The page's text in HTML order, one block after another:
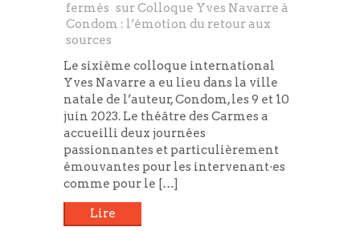
fermés sur Colloque Yves Navarre à
Condom : l’émotion du retour aux
sources
Le sixième colloque international
Yves Navarre a eu lieu dans la ville
natale de l’auteur, Condom, les 9 et 10
juin 2023. Le théâtre des Carmes a
accueilli deux journées
passionnantes et particulièrement
émouvantes pour les intervenant·es
comme pour le […]
Lire